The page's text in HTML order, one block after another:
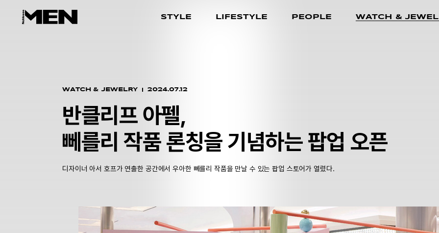
STYLE LIFESTYLE PEOPLE WATCH &
WATCH & JEWELRY 2024.07.12
반클리프 아펠,
뻬를리 작품 론칭을 기념하는 팝업 오픈
디자이너 아서 호프가 연출한 공간에서 우아한 뻬를리 작품을 만날 수 있는 팝업 스토어가 열렸다.